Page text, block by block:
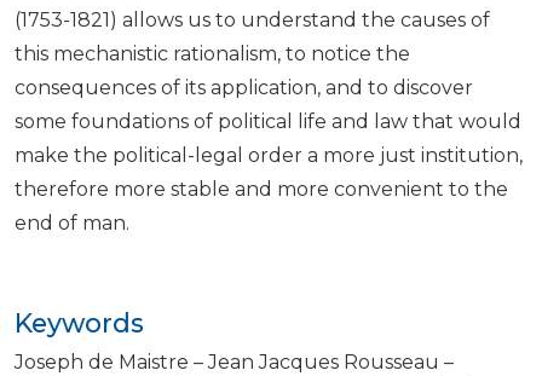
Keywords
Joseph de Maistre – Jean Jacques Rousseau –
(1753-1821) allows us to understand the causes of
this mechanistic rationalism, to notice the
consequences of its application, and to discover
some foundations of political life and law that would
make the political-legal order a more just institution,
therefore more stable and more convenient to the
end of man.